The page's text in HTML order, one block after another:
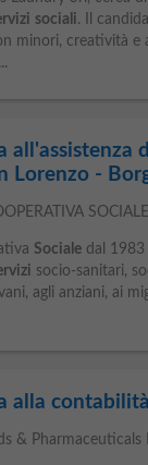
sociali. Il
minori, creatività
all'assistenza
Lorenzo -
SOCIALE
Socialedal 1983
socio-sanitari,
agli anziani, ai
alla contabilità
& Pharmaceuticals